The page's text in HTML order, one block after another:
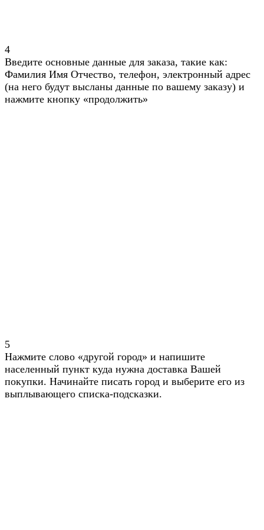
4
Введите основные данные для заказа, такие как:
Фамилия Имя Отчество, телефон, электронный адрес
(на него будут высланы данные по вашему заказу) и
нажмите кнопку «продолжить»
5
Нажмите слово «другой город» и напишите
населенный пункт куда нужна доставка Вашей
покупки. Начинайте писать город и выберите его из
выплывающего списка-подсказки.